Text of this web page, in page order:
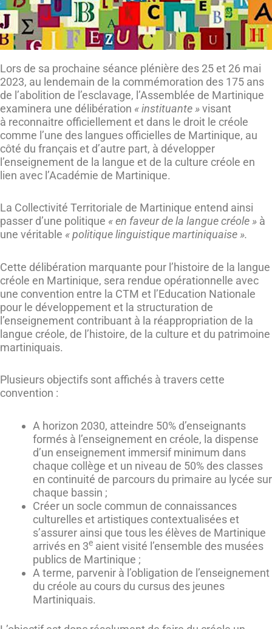
Lors de sa prochaine séance plénière des 25 et 26 mai
2023, au lendemain de la commémoration des 175 ans
de l’abolition de l’esclavage, l’Assemblée de Martinique
examinera une délibération « instituante »visant
à reconnaitre officiellement et dans le droit le créole
comme l’une des langues officielles de Martinique, au
côté du français et d’autre part, à développer
l’enseignement de la langue et de la culture créole en
lien avec l’Académie de Martinique.
La Collectivité Territoriale de Martinique entend ainsi
passer d’une politique « en faveur de la langue créole » à
une véritable « politique linguistique martiniquaise ».
Cette délibération marquante pour l’histoire de la langue
créole en Martinique, sera rendue opérationnelle avec
une convention entre la CTM et l’Education Nationale
pour le développement et la structuration de
l’enseignement contribuant à la réappropriation de la
langue créole, de l’histoire, de la culture et du patrimoine
martiniquais.
Plusieurs objectifs sont affichés à travers cette
convention :
A horizon 2030, atteindre 50% d’enseignants
formés à l’enseignement en créole, la dispense
d’un enseignement immersif minimum dans
chaque collège et un niveau de 50% des classes
en continuité de parcours du primaire au lycée sur
chaque bassin ;
Créer un socle commun de connaissances
culturelles et artistiques contextualisées et
s’assurer ainsi que tous les élèves de Martinique
arrivés en 3e aient visité l’ensemble des musées
publics de Martinique ;
A terme, parvenir à l’obligation de l’enseignement
du créole au cours du cursus des jeunes
Martiniquais.